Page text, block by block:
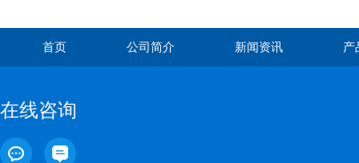
首页 公司简介 新闻资讯 产
在线咨询